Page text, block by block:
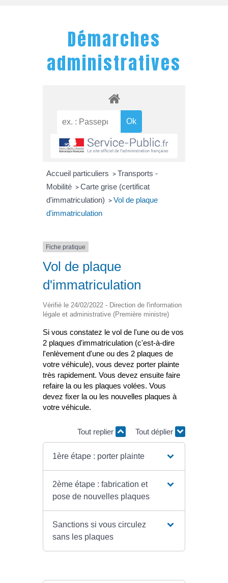
Démarches
administratives
Accueil particuliers > Transports -
Mobilité > Carte grise (certificat
d'immatriculation) > Vol de plaque
d'immatriculation
Fiche pratique
Vol de plaque
d'immatriculation
Vérifié le 24/02/2022 - Direction de l'information
légale et administrative (Première ministre)
Si vous constatez le vol de l'une ou de vos
2 plaques d'immatriculation (c'est-à-dire
l'enlèvement d'une ou des 2 plaques de
votre véhicule), vous devez porter plainte
très rapidement. Vous devez ensuite faire
refaire la ou les plaques volées. Vous
devez fixer la ou les nouvelles plaques à
votre véhicule.
Tout replier Tout déplier
1ère étape : porter plainte
2ème étape : fabrication et
pose de nouvelles plaques
Sanctions si vous circulez
sans les plaques